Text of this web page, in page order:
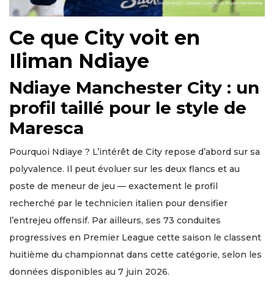
Ce que City voit en
Iliman Ndiaye
Ndiaye Manchester City : un
profil taillé pour le style de
Maresca
Pourquoi Ndiaye ? L’intérêt de City repose d’abord sur sa
polyvalence. Il peut évoluer sur les deux flancs et au
poste de meneur de jeu — exactement le profil
recherché par le technicien italien pour densifier
l’entrejeu offensif. Par ailleurs, ses 73 conduites
progressives en Premier League cette saison le classent
huitième du championnat dans cette catégorie, selon les
données disponibles au 7 juin 2026.